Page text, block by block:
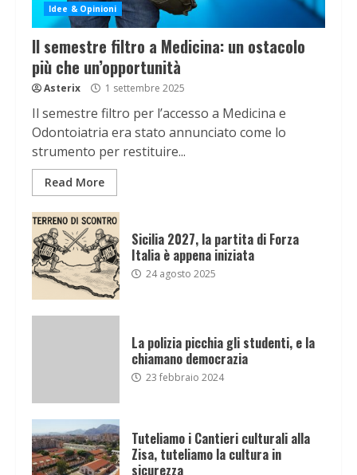
Idee & Opinioni
Il semestre filtro a Medicina: un ostacolo
più che un’opportunità
Asterix 1 settembre 2025
Il semestre filtro per l’accesso a Medicina e
Odontoiatria era stato annunciato come lo
strumento per restituire...
Read More
Sicilia 2027, la partita di Forza
Italia è appena iniziata
24 agosto 2025
La polizia picchia gli studenti, e la
chiamano democrazia
23 febbraio 2024
Tuteliamo i Cantieri culturali alla
Zisa, tuteliamo la cultura in
sicurezza